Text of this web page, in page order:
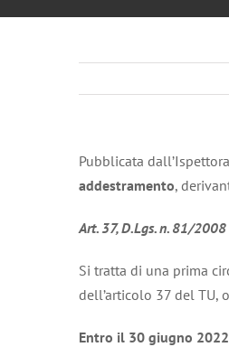
Pubblicata
addestramento,
Art. 37, D.Lgs. n. 81/
Si tratta di una prima
dell’articolo 37 del TU,
Entro il 30 giugno